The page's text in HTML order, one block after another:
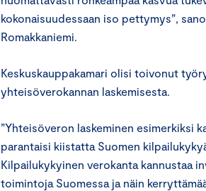
kokonaisuudessaan iso pettymys”,
Romakkaniemi.
Keskuskauppakamari olisi toivonut
yhteisöverokannan laskemisesta.
”Yhteisöveron laskeminen esimerkiksi
parantaisi kiistatta Suomen
Kilpailukykyinen verokanta kannustaa
toimintoja Suomessa ja näin